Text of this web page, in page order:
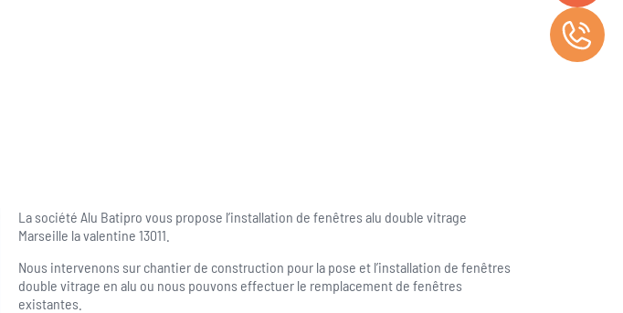
La société Alu Batipro vous propose l’installation de fenêtres alu double vitrage
Marseille la valentine 13011.
Nous intervenons sur chantier de construction pour la pose et l’installation de fenêtres
double vitrage en alu ou nous pouvons effectuer le remplacement de fenêtres
existantes.